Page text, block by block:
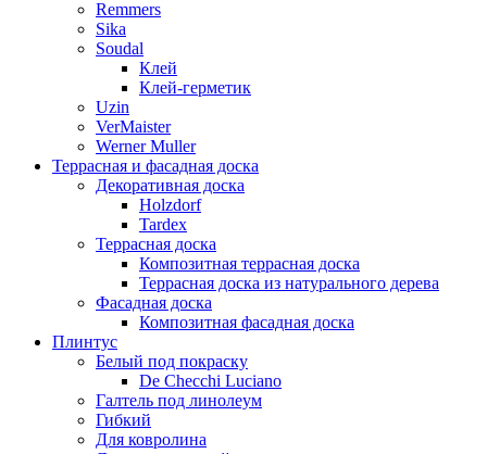
Remmers
Sika
Soudal
Клей
Клей-герметик
Uzin
VerMaister
Werner Muller
Террасная и фасадная доска
Декоративная доска
Holzdorf
Tardex
Террасная доска
Композитная террасная доска
Террасная доска из натурального дерева
Фасадная доска
Композитная фасадная доска
Плинтус
Белый под покраску
De Checchi Luciano
Галтель под линолеум
Гибкий
Для ковролина